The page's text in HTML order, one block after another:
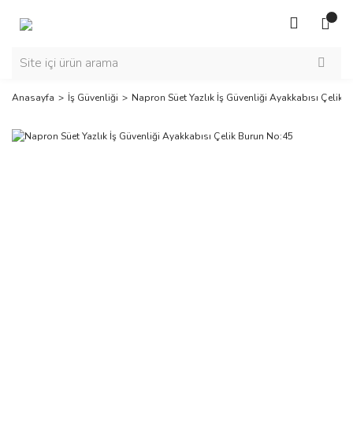
Anasayfa İş Güvenliği Napron Süet Yazlık İş Güvenliği Ayakkabısı Çelik